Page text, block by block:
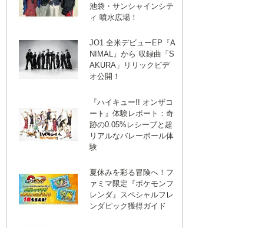
池袋・サンシャインシテ
ィ 噴水広場！
JO1 全米デビューEP『A
NIMAL』から 収録曲「S
AKURA」リリックビデ
オ公開！
『ハイキュー!! オンザコ
ート』体験レポート：奇
跡の0.05%レシーブと超
リアルなバレーボール体
験
夏休みを彩る冒険へ！フ
ァミマ限定『ポケモンフ
レンダ』スペシャルフレ
ンダピック獲得ガイド